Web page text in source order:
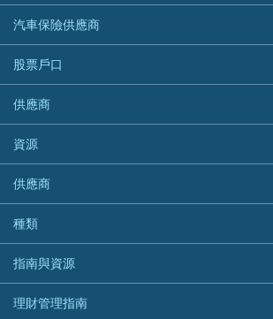
24小時貸款
最佳循環貸款
K Cash 貸款
Mox 銀行
National Resources 中潤物業按揭
OCBC 華僑銀行
PrimeCredit 安信信貸
Promise 邦民日本財務
Rabbit Credit月兔信貸
Standard Chartered 渣打銀行
UA 亞洲聯合財務
WeLab Bank
WeLend 貸款
銀聯信用卡
高獎賞信用卡推薦
酒店信用卡
Standard Chartered渣打銀行
東亞銀行
SIM
Airwallex信用卡
酒店優惠碼
機票優惠碼
家傭保險
寵物保險
定期人壽保險
危疾保險
年金資訊
樓宇火險
泰國旅遊保險及資訊
台灣旅遊保險及資訊
韓國旅遊保險及資訊
歐洲旅遊保險及資訊
越南旅遊保險及資訊
澳洲旅遊保險及資訊
長者嘆世界
家庭親子遊
自駕遊比較
相機有得保
專為孕婦設計的最佳旅遊保險
AXA 安盛
AIG 美亞
Allianz 安聯
Allied World 世聯
Avo
中國銀行
Bolttech 保特
Blue Cross 藍十字
中國平安
HSBC滙豐銀行
汽車保險供應商
大新汽車保險
中銀汽車保險
Allianz安聯汽車保險
bolttech保障汽車保險
Zurich蘇黎世汽車保險
QBE昆士蘭汽車保險
平安汽車保險
股票戶口
富途證券
IB盈透證券
老虎證券
uSMART 盈立證券
華盛証券
長橋證券
WeBull微牛證券
漲樂全球通｜華泰國際
OSL
供應商
富途牛牛好唔好？
Webull微牛證券好唔好？
Longbridge長橋證券好唔好？
老虎證券好唔好？
華盛証券好唔好？
漲樂全球通好唔好？
IB盈透證券好唔好？
資源
股票戶口開戶
證券行邊間好？
港股5隻高息ETF精選
什麼是ETF？
香港30大高息股排行
黃金ETF懶人包
供應商
銀行戶口比較
尊尚銀行戶口
Citi Plus
中信銀行inMotion
種類
定期存款
港元定存
人民幣定存
指南與資源
理財資訊
理財管理指南